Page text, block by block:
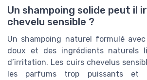
Un shampoing solide peut il
chevelu sensible ?
Un shampoing naturel formulé
doux et des ingrédients naturels
d’irritation. Les cuirs chevelus
les parfums trop puissants et